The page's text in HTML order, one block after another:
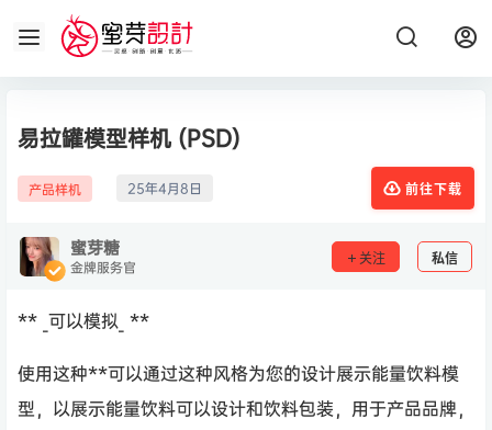
易拉罐模型样机 (PSD)
产品样机 25年4月8日 前往下载
蜜芽糖
金牌服务官 关注 私信
** _可以模拟_ **
使用这种**可以通过这种风格为您的设计展示能量饮料模
型，以展示能量饮料可以设计和饮料包装，用于产品品牌，